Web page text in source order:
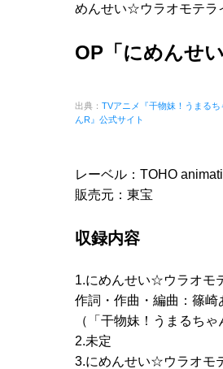
めんせい☆ウラオモテラ
OP「にめんせ
出典： TVアニメ『干物妹！うまるち
んR』公式サイト
レーベル：TOHO
販売元：東宝
収録内容
1.にめんせい☆ウラオモ
作詞・作曲・編曲：篠崎
（「干物妹！うまるちゃ
2.未定
3.にめんせい☆ウラオモ